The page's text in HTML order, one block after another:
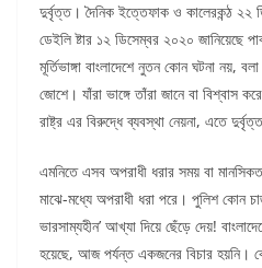
দুর্বৃত্ত। দৈনিক ইত্তেফাক ও কালেরকন্ঠ ২২
ডেইলি ষ্টার ১২ ডিসেম্বর ২০২০ জানিয়েছে
মূর্তিভাঙ্গা বাংলাদেশে নুতন কোন ঘটনা নয়,
জোশে। যাঁরা ভাঙ্গে তাঁরা জানে বা বিশ্বাস
রাষ্ট্র এর বিরুদ্ধে ব্যবস্থা নেয়না, এতে
এমনিতে এসব অপরাধী ধরার সময় বা
মাঝে-মধ্যে অপরাধী ধরা পরে। পুলিশ কোন
ভারসাম্যহীন’ আখ্যা দিয়ে ছেঁড়ে দেয়!
হয়েছে, আজ পর্যন্ত একজনের বিচার হয়নি।